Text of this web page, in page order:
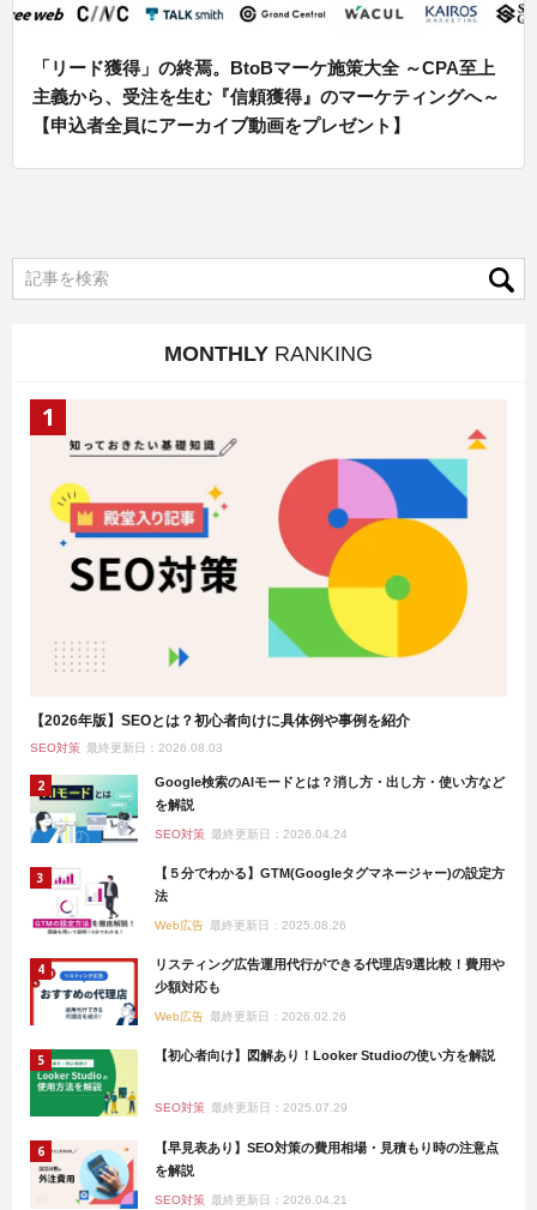
「リード獲得」の終焉。BtoBマーケ施策大全 ～CPA至上
主義から、受注を生む『信頼獲得』のマーケティングへ～
【申込者全員にアーカイブ動画をプレゼント】
MONTHLY RANKING
【2026年版】SEOとは？初心者向けに具体例や事例を紹介
SEO対策 最終更新日：2026.08.03
Google検索のAIモードとは？消し方・出し方・使い方など
を解説
SEO対策 最終更新日：2026.04.24
【５分でわかる】GTM(Googleタグマネージャー)の設定方
法
Web広告 最終更新日：2025.08.26
リスティング広告運用代行ができる代理店9選比較！費用や
少額対応も
Web広告 最終更新日：2026.02.26
【初心者向け】図解あり！Looker Studioの使い方を解説
SEO対策 最終更新日：2025.07.29
【早見表あり】SEO対策の費用相場・見積もり時の注意点
を解説
SEO対策 最終更新日：2026.04.21